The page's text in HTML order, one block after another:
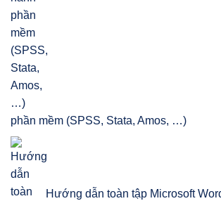
phần mềm (SPSS, Stata, Amos, …)
Hướng dẫn toàn tập Microsoft